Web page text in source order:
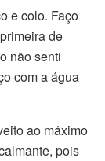
e colo. Faço
de
não senti
com a água
ao máximo
pois